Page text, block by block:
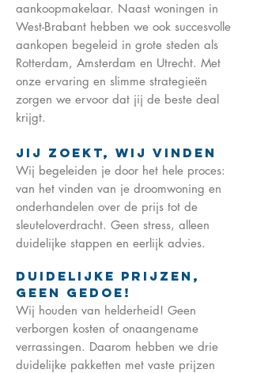
aankoopmakelaar. Naast woningen in
West-Brabant hebben we ook succesvolle
aankopen begeleid in grote steden als
Rotterdam, Amsterdam en Utrecht. Met
onze ervaring en slimme strategieën
zorgen we ervoor dat jij de beste deal
krijgt.
Jij Zoekt, Wij Vinden
Wij begeleiden je door het hele proces:
van het vinden van je droomwoning en
onderhandelen over de prijs tot de
sleuteloverdracht. Geen stress, alleen
duidelijke stappen en eerlijk advies.
Duidelijke Prijzen,
Geen Gedoe!
Wij houden van helderheid! Geen
verborgen kosten of onaangename
verrassingen. Daarom hebben we drie
duidelijke pakketten met vaste prijzen